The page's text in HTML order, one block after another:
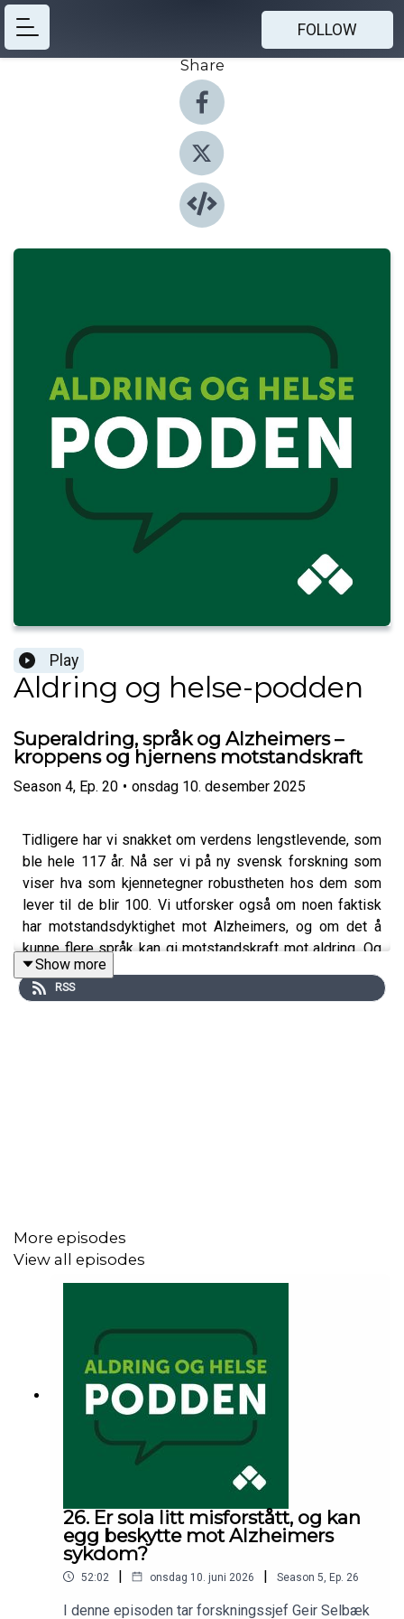
FOLLOW
Share
Play
Aldring og helse-podden
Superaldring, språk og Alzheimers –
kroppens og hjernens motstandskraft
Season 4, Ep. 20 • onsdag 10. desember 2025
Tidligere har vi snakket om verdens lengstlevende, som
ble hele 117 år. Nå ser vi på ny svensk forskning som
viser hva som kjennetegner robustheten hos dem som
lever til de blir 100. Vi utforsker også om noen faktisk
har motstandsdyktighet mot Alzheimers, og om det å
kunne flere språk kan gi motstandskraft mot aldring. Og
vi tar for oss en helt fersk nyhet: I Norge tas det nå i bruk
blodprøver i spesialisthelsetjenesten som kan avdekke
Show more
RSS
More episodes
View all episodes
26. Er sola litt misforstått, og kan
egg beskytte mot Alzheimers
sykdom?
52:02 | onsdag 10. juni 2026 | Season 5 Ep. 26
I denne episoden tar forskningssjef Geir Selbæk